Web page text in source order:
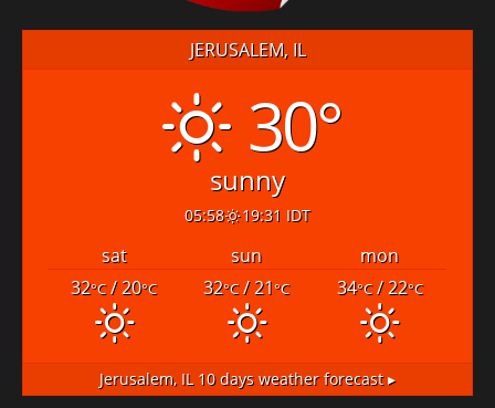
JERUSALEM, IL
30°
sunny
05:58 19:31 IDT
sat sun
mon
32°C/ 20°C 32°C/ 21°C 34°C/ 22°C
Jerusalem, IL 10 days weather forecast ▸